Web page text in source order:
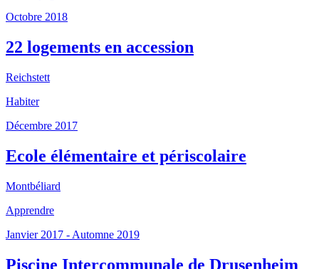
Octobre 2018
22 logements en accession
Reichstett
Habiter
Décembre 2017
Ecole élémentaire et périscolaire
Montbéliard
Apprendre
Janvier 2017 - Automne 2019
Piscine Intercommunale de Drusenheim